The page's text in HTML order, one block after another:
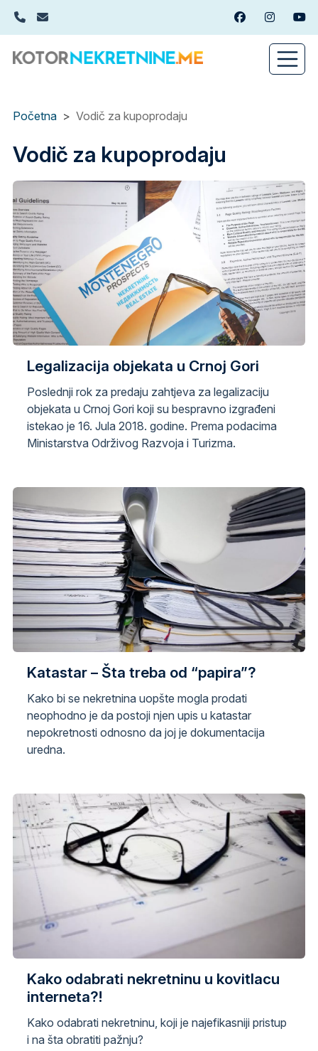
Skip
content
+382(0)67 449 988
info@kotornekretnine.me FacebookInstagram
Početna Vodič za kupoprodaju
Vodič za kupoprodaju
Legalizacija objekata u Crnoj Gori
Poslednji rok za predaju zahtjeva za legalizaciju
objekata u Crnoj Gori koji su bespravno izgrađeni
istekao je 16. Jula 2018. godine. Prema podacima
Ministarstva Održivog Razvoja i Turizma.
Katastar – Šta treba od “papira”?
Kako bi se nekretnina uopšte mogla prodati
neophodno je da postoji njen upis u katastar
nepokretnosti odnosno da joj je dokumentacija
uredna.
Kako odabrati nekretninu u kovitlacu
interneta?!
Kako odabrati nekretninu, koji je najefikasniji pristup
i na šta obratiti pažnju?